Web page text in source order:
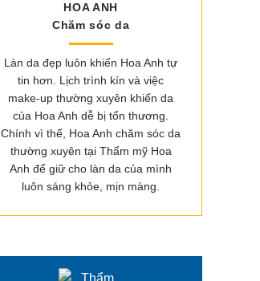
HOA ANH
Chăm sóc da
Làn da đẹp luôn khiến Hoa Anh tự
tin hơn. Lịch trình kín và việc
make-up thường xuyên khiến da
của Hoa Anh dễ bị tổn thương.
Chính vì thế, Hoa Anh chăm sóc da
thường xuyên tại Thẩm mỹ Hoa
Anh để giữ cho làn da của mình
luôn sáng khỏe, mịn màng.